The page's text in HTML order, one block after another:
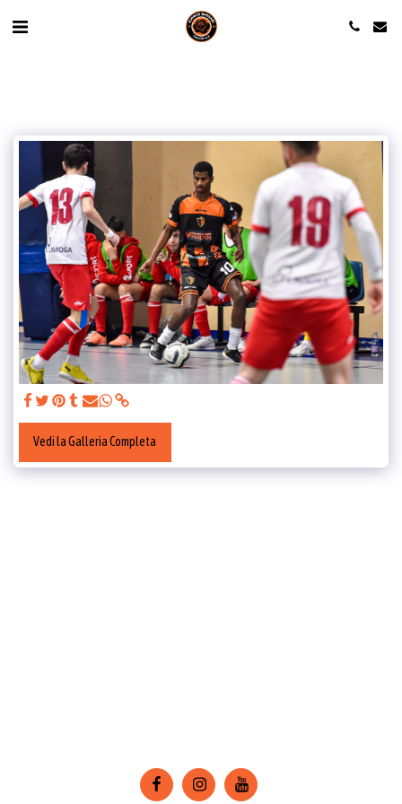
Vedi la Galleria Completa